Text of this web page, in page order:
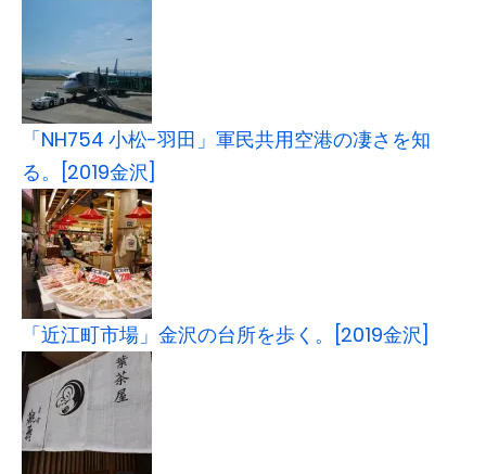
「NH754 小松-羽田」軍民共用空港の凄さを知
る。[2019金沢]
「近江町市場」金沢の台所を歩く。[2019金沢]